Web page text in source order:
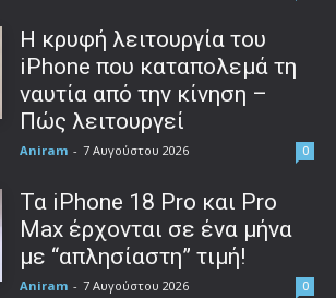
Η κρυφή λειτουργία του
iPhone που καταπολεμά τη
ναυτία από την κίνηση –
Πώς λειτουργεί
Aniram - 7 Αυγούστου 2026 0
Τα iPhone 18 Pro και Pro
Max έρχονται σε ένα μήνα
με “απλησίαστη” τιμή!
Aniram - 7 Αυγούστου 2026 0